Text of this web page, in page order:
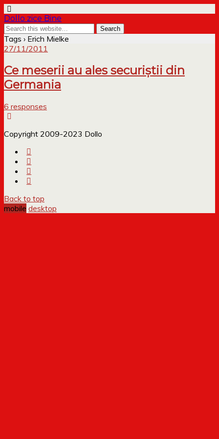
Dollo zice Bine
Tags › Erich Mielke
27/11/2011
Ce meserii au ales securiștii din
Germania
6 responses
Copyright 2009-2023 Dollo
Back to top
mobile desktop